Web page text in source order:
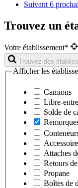
Suivant 6
Trouvez un
Votre établissement*
Trouvez des
Afficher les
Camions
Libre-
Solde de
Attaches
Retours
Propane
Boîtes de